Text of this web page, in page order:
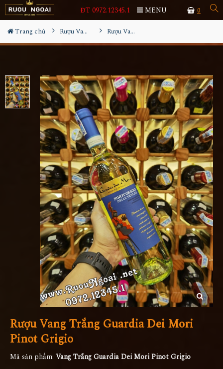
0
ĐT 0972.12345.1 MENU
Trang chủ Rượu Vang Rượu Vang Trắng Guardia Dei Mori Pinot Grigio
Rượu Vang Trắng Guardia Dei Mori
Pinot Grigio
Mã sản phẩm: Vang Trắng Guardia Dei Mori Pinot Grigio